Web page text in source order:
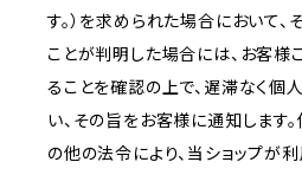
す。）を求められた場合において
ことが判明した場合には、お客様
ることを確認の上で、遅滞なく
い、その旨をお客様に通知します
の他の法令により、当ショップが